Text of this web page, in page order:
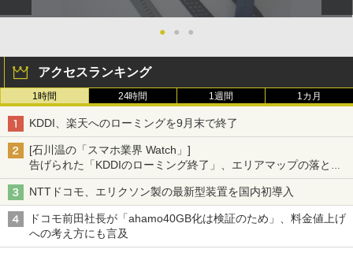
● ● ●
アクセスランキング
1時間 24時間 1週間 1カ月
KDDI、楽天へのローミングを9月末で終了
[石川温の「スマホ業界 Watch」]
告げられた「KDDIのローミング終了」、エリアマップの落とし
穴と楽天モバイルの課題
NTTドコモ、エリクソン製の最新型装置を国内初導入
ドコモ前田社長が「ahamo40GB化は検証のため」、料金値上げ
への考え方にも言及